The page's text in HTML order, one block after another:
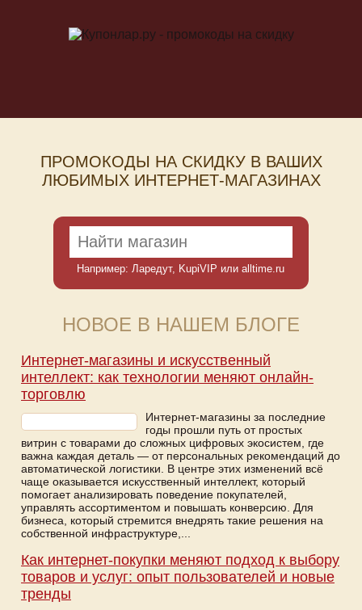
ПРОМОКОДЫ НА СКИДКУ В ВАШИХ
ЛЮБИМЫХ ИНТЕРНЕТ-МАГАЗИНАХ
Например:Ларедут, KupiVIP илиalltime.ru
НОВОЕ В НАШЕМ БЛОГЕ
Интернет-магазины и искусственный
интеллект: как технологии меняют онлайн-
торговлю
Интернет-магазины за последние
годы прошли путь от простых
витрин с товарами до сложных цифровых экосистем, где
важна каждая деталь — от персональных рекомендаций до
автоматической логистики. В центре этих изменений всё
чаще оказывается искусственный интеллект, который
помогает анализировать поведение покупателей,
управлять ассортиментом и повышать конверсию. Для
бизнеса, который стремится внедрять такие решения на
собственной инфраструктуре,...
Как интернет-покупки меняют подход к выбору
товаров и услуг: опыт пользователей и новые
тренды